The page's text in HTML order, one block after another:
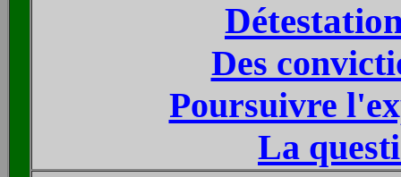
Des
Poursuivre
La